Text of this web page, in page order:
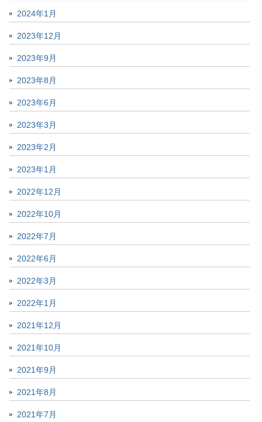
2024年1月
2023年12月
2023年9月
2023年8月
2023年6月
2023年3月
2023年2月
2023年1月
2022年12月
2022年10月
2022年7月
2022年6月
2022年3月
2022年1月
2021年12月
2021年10月
2021年9月
2021年8月
2021年7月